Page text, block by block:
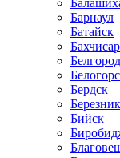
Барнаул
Батайск
Белгород
Бердск
Бийск